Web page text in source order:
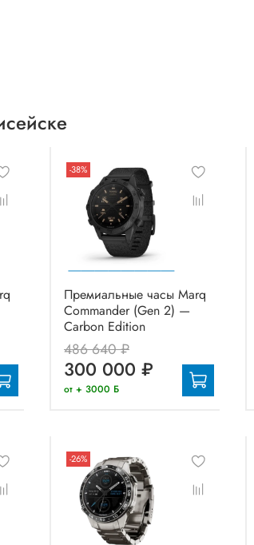
-38%
Премиальные часы Marq
Commander (Gen 2) —
Carbon Edition
486 640 ₽
300 000 ₽
от + 3000 Б
-26%